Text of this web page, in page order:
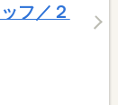
フ／２